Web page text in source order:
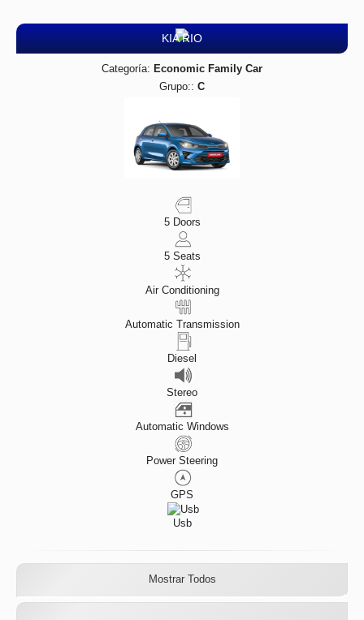
KIA RIO
Categoría: Economic Family Car
Grupo:: C
5 Doors
5 Seats
Air Conditioning
Automatic Transmission
Diesel
Stereo
Automatic Windows
Power Steering
GPS
Usb
Mostrar Todos